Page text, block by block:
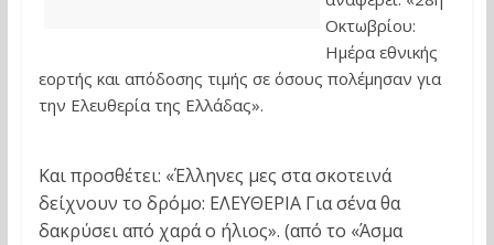
Οκτωβρίου:
Ημέρα εθνικής
εορτής και απόδοσης τιμής σε όσους πολέμησαν για
την Eλευθερία της Ελλάδας».
Και προσθέτει: «Έλληνες μες στα σκοτεινά
δείχνουν το δρόμο: EΛEYΘEPIA Για σένα θα
δακρύσει από χαρά ο ήλιος». (από το «Άσμα